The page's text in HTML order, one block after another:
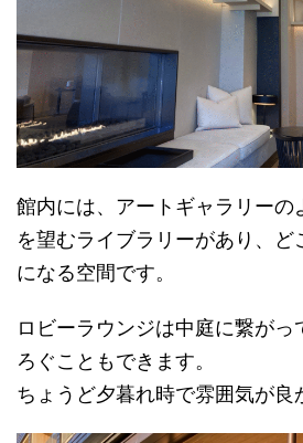
館内には、アートギャラリーの
を望むライブラリーがあり、
になる空間です。
ロビーラウンジは中庭に繋がっ
ろぐこともできます。
ちょうど夕暮れ時で雰囲気が良